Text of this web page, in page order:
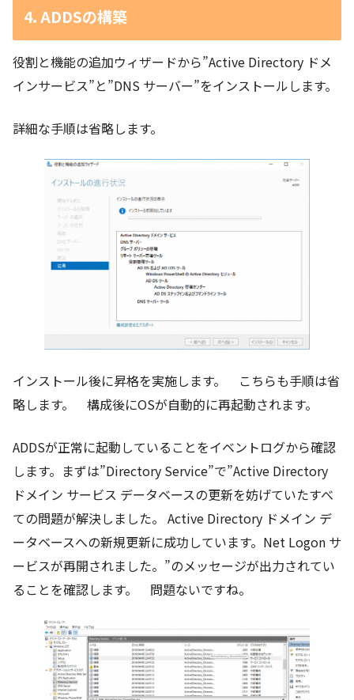
4. ADDSの構築
役割と機能の追加ウィザードから”Active Directory ドメ
インサービス”と”DNS サーバー”をインストールします。
詳細な手順は省略します。
インストール後に昇格を実施します。 こちらも手順は省
略します。 構成後にOSが自動的に再起動されます。
ADDSが正常に起動していることをイベントログから確認
します。まずは”Directory Service”で”Active Directory
ドメイン サービス データベースの更新を妨げていたすべ
ての問題が解決しました。 Active Directory ドメイン デ
ータベースへの新規更新に成功しています。Net Logon サ
ービスが再開されました。”のメッセージが出力されてい
ることを確認します。 問題ないですね。